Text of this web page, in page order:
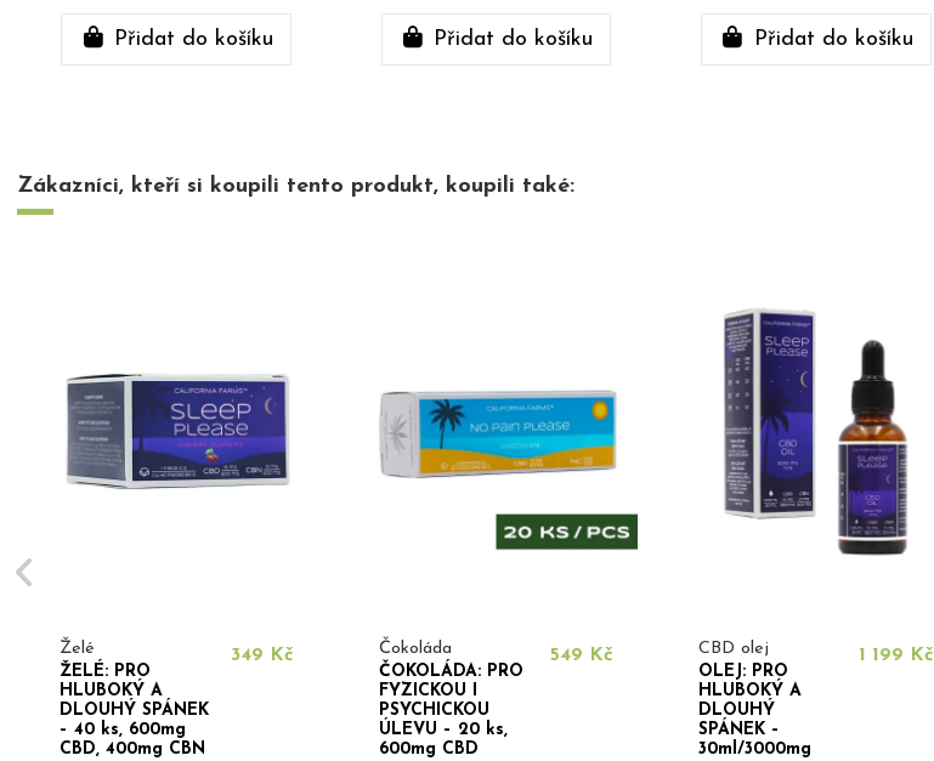
Přidat do košíku Přidat do košíku Přidat do košíku
Zákazníci, kteří si koupili tento produkt, koupili také:
Želé
ŽELÉ: PRO
HLUBOKÝ A
DLOUHÝ SPÁNEK
– 40 ks, 600mg
CBD, 400mg CBN
349 Kč
Čokoláda
ČOKOLÁDA: PRO
FYZICKOU I
PSYCHICKOU
ÚLEVU – 20 ks,
600mg CBD
549 Kč
CBD olej
OLEJ: PRO
HLUBOKÝ A
DLOUHÝ
SPÁNEK –
30ml/3000mg
1 199 Kč